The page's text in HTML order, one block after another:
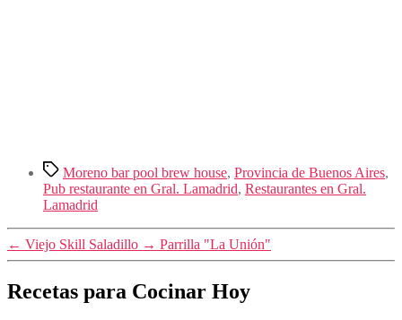
Etiquetas
Moreno bar pool brew house, Provincia de Buenos Aires,
Pub restaurante en Gral. Lamadrid, Restaurantes en Gral.
Lamadrid
← Viejo Skill Saladillo → Parrilla "La Unión"
Recetas para Cocinar Hoy